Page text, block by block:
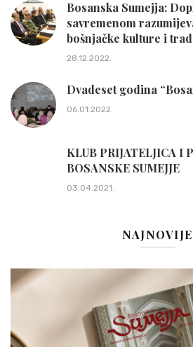
Bosanska Sumejja:
savremenom
bošnjačke kulture i
28.12.2022.
Dvadeset godina
06.01.2022.
KLUB PRIJATELJICA I
BOSANSKE SUMEJJE
03.04.2021.
NAJNOVIJE